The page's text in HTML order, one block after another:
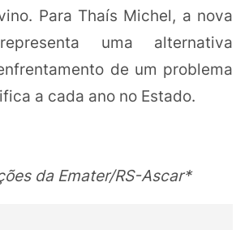
Para Thaís Michel, a nova
uma alternativa
de um problema
a cada ano no Estado.
da Emater/RS-Ascar*